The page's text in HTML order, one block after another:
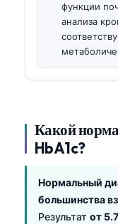
функции
анализа
Какой
HbA1c?
Нормальный
большинства
Результат от